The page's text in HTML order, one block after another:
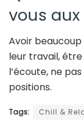
vous
Avoir
leur travail,
l’écoute, ne
positions.
Tags: Chill &